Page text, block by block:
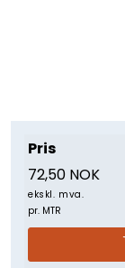
Pris
72,50 NOK
ekskl. mva.
pr. MTR